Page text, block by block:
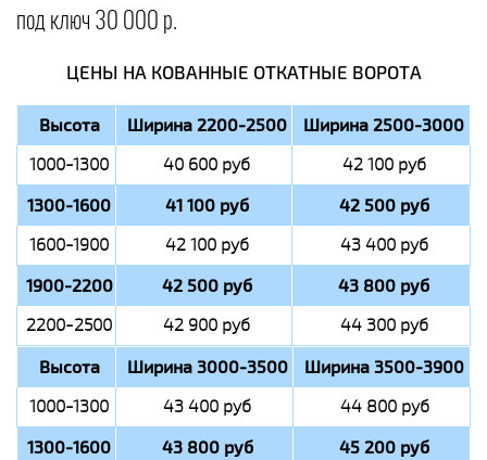
под ключ 30 000 р.
ЦЕНЫ НА КОВАННЫЕ ОТКАТНЫЕ ВОРОТА
Высота Ширина 2200-2500 Ширина 2500-3000
1000-1300 40 600 руб 42 100 руб
1300-1600 41 100 руб 42 500 руб
1600-1900 42 100 руб 43 400 руб
1900-2200 42 500 руб 43 800 руб
2200-2500 42 900 руб 44 300 руб
Высота Ширина 3000-3500 Ширина 3500-3900
1000-1300 43 400 руб 44 800 руб
1300-1600 43 800 руб 45 200 руб